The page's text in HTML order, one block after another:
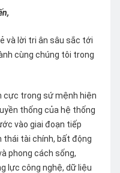
và lời tri ân sâu sắc tới
cùng chúng tôi trong
cực trong sứ mệnh hiện
thống của hệ thống
vào giai đoạn tiếp
thái tài chính, bất động
phong cách sống,
lực công nghệ, dữ liệu